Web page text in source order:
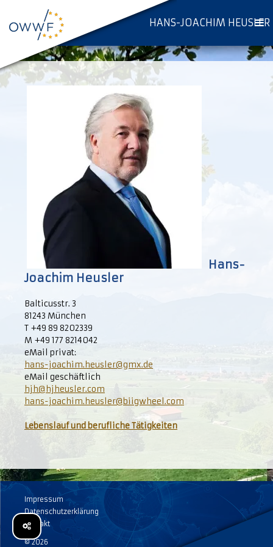
HANS-JOACHIM HEUSLER
Hans-
Joachim Heusler
Balticusstr. 3
81243 München
T +49 89 8202339
M +49 177 8214042
eMail privat:
hans-joachim.heusler@gmx.de
eMail geschäftlich
hjh@hjheusler.com
hans-joachim.heusler@biigwheel.com
Lebenslauf und berufliche Tätigkeiten
Impressum
Datenschutzerklärung
Kontakt
© 2026